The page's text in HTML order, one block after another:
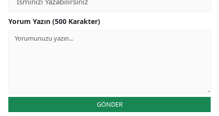
Yorum Yazın (500 Karakter)
GÖNDER